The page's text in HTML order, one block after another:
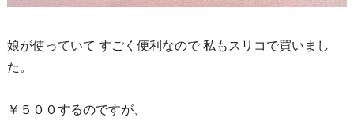
娘が使っていて すごく便利なので 私もスリコで買いまし
た。
￥５００するのですが、